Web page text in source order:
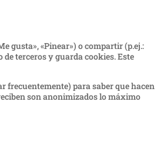
gusta», «Pinear») o compartir (p.ej.:
terceros y guarda cookies. Este
frecuentemente) para saber que hacen
son anonimizados lo máximo